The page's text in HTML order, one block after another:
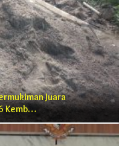
Juara
Kemb…